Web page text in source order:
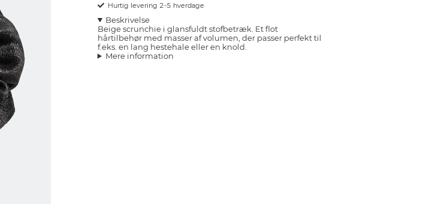
Hurtig levering 2-5 hverdage
Beskrivelse
Beige scrunchie i glansfuldt stofbetræk. Et flot
hårtilbehør med masser af volumen, der passer perfekt til
f.eks. en lang hestehale eller en knold.
Mere information